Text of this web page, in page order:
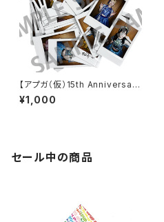
【アプガ（仮）15th Anniversar
y】新衣装 ランダムチェキ
¥1,000
セール中の商品